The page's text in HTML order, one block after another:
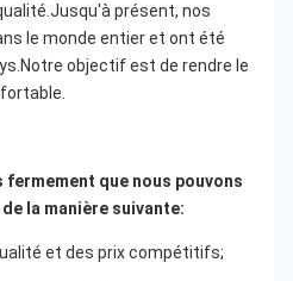
présent, nos
le monde entier et ont été
objectif est de rendre le
fermement que nous pouvons
la manière suivante:
et des prix compétitifs;